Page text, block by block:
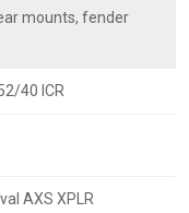
mounts, fender
40 ICR
AXS XPLR